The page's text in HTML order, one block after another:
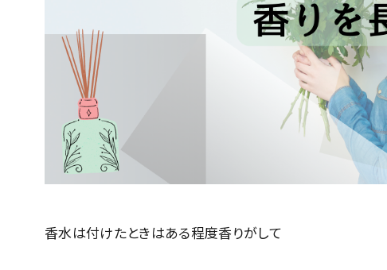
香水は付けたときはある程度香りがして